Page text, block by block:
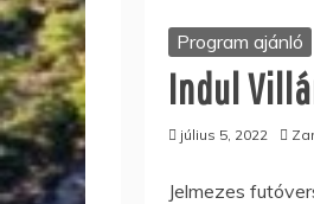
Program ajánló
Indul
július 5, 2022
Jelmezes